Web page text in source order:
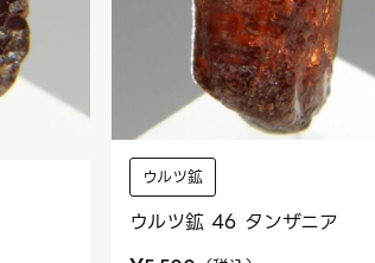
ウルツ鉱
ウルツ鉱 46 タンザニア